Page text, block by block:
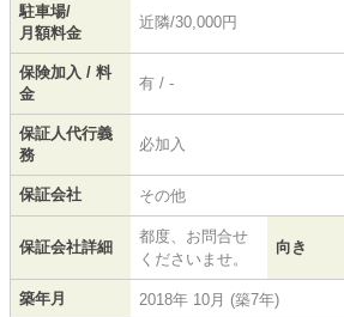
駐車場/
月額料金
近隣/30,000円
保険加入 / 料
金
有 / -
保証人代行義
務
必加入
保証会社 その他
保証会社詳細
都度、お問合せ
くださいませ。
向き
築年月 2018年 10月 (築7年)